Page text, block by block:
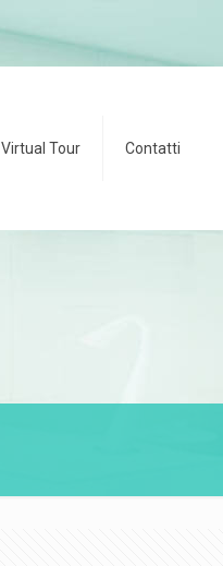
Virtual Tour Contatti